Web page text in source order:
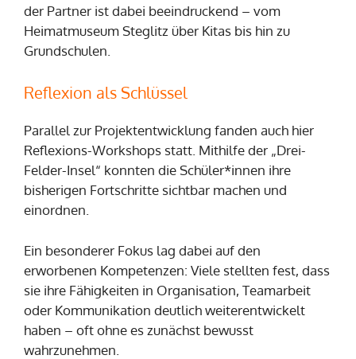
der Partner ist dabei beeindruckend – vom
Heimatmuseum Steglitz über Kitas bis hin zu
Grundschulen.
Reflexion als Schlüssel
Parallel zur Projektentwicklung fanden auch hier
Reflexions-Workshops statt. Mithilfe der „Drei-
Felder-Insel“ konnten die Schüler*innen ihre
bisherigen Fortschritte sichtbar machen und
einordnen.
Ein besonderer Fokus lag dabei auf den
erworbenen Kompetenzen: Viele stellten fest, dass
sie ihre Fähigkeiten in Organisation, Teamarbeit
oder Kommunikation deutlich weiterentwickelt
haben – oft ohne es zunächst bewusst
wahrzunehmen.